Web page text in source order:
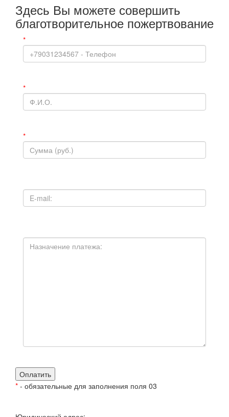
Здесь Вы можете совершить
благотворительное пожертвование
*
*
*
* - обязательные для заполнения поля 03